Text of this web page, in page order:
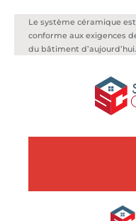
Le système céramique
conforme aux exigences
du bâtiment d’aujourd’hui.